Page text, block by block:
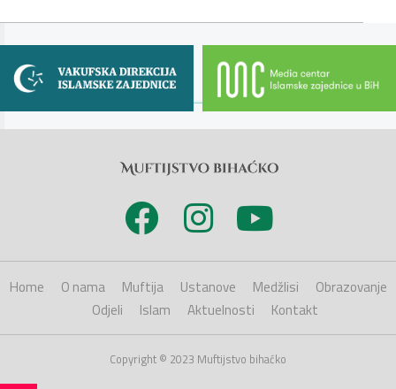
Home O nama Muftija Ustanove Medžlisi
Obrazovanje
Odjeli
Islam Aktuelnosti Kontakt
Copyright © 2023 Muftijstvo bihaćko